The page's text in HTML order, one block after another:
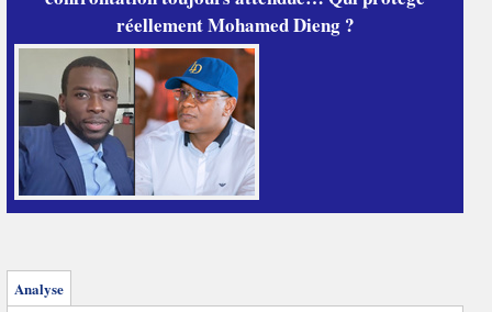
réellement Mohamed Dieng ?
Analyse